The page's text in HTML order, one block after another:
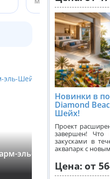
эль-Шейха
› ★ 4,62
Новинки в
Diamond
Шейх!
Проект
завершен!
закусками в
аквапарк с
Цена: от